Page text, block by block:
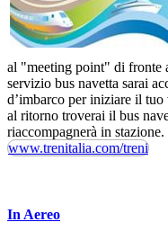
al "meeting point" di fronte
servizio bus navetta sarai
d’imbarco per iniziare il
al ritorno troverai il bus
riaccompagnerà in
www.trenitalia.com/treni
In Aereo